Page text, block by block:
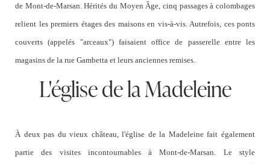
de Mont-de-Marsan. Hérités du Moyen Âge, cinq passages à colombages
relient les premiers étages des maisons en vis-à-vis. Autrefois, ces ponts
couverts (appelés "arceaux") faisaient office de passerelle entre les
magasins de la rue Gambetta et leurs anciennes remises.
L'église de la Madeleine
À deux pas du vieux château,l'église de la Madeleinefait également
partie des visites incontournables àMont-de-Marsan.
Le style